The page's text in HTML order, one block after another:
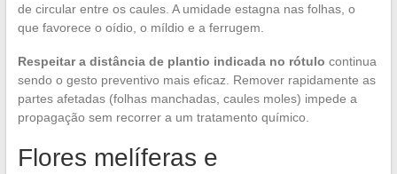
de circular entre os caules. A umidade estagna nas folhas, o
que favorece o oídio, o míldio e a ferrugem.
Respeitar a distância de plantio indicada no rótulo continua
sendo o gesto preventivo mais eficaz. Remover rapidamente as
partes afetadas (folhas manchadas, caules moles) impede a
propagação sem recorrer a um tratamento químico.
Flores melíferas e